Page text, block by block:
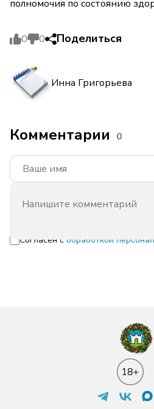
полномочия по состоянию
0 0 Поделиться
Инна Григорьева
Комментарии 0
Согласен с обработкой